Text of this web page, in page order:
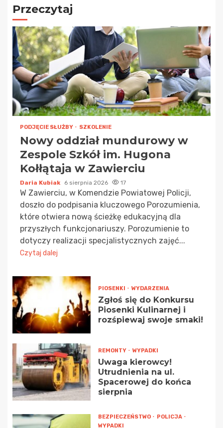
Przeczytaj
PODJĘCIE SŁUŻBY SZKOLENIE
Nowy oddział mundurowy w
Zespole Szkół im. Hugona
Kołłątaja w Zawierciu
Daria Kubiak 6 sierpnia 2026 17
W Zawierciu, w Komendzie Powiatowej Policji,
doszło do podpisania kluczowego Porozumienia,
które otwiera nową ścieżkę edukacyjną dla
przyszłych funkcjonariuszy. Porozumienie to
dotyczy realizacji specjalistycznych zajęć...
Czytaj dalej
PIOSENKI WYDARZENIA
Zgłoś się do Konkursu
Piosenki Kulinarnej i
rozśpiewaj swoje smaki!
REMONTY WYPADKI
Uwaga kierowcy!
Utrudnienia na ul.
Spacerowej do końca
sierpnia
BEZPIECZEŃSTWO
POLICJA
WYPADKI